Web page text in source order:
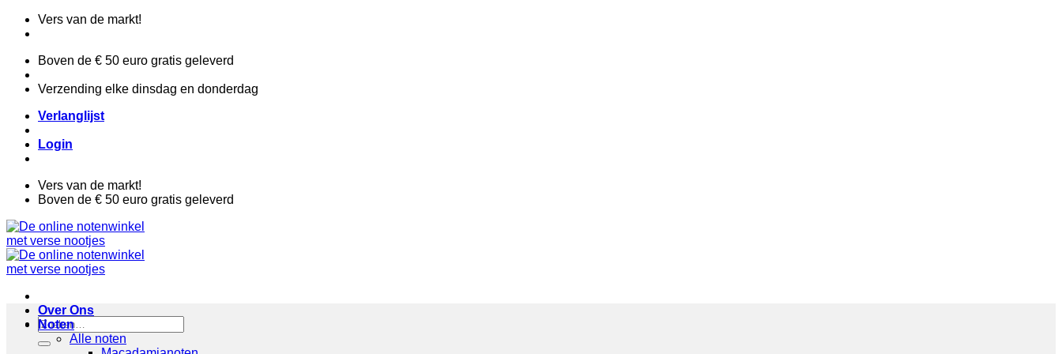
naar
Vers van de markt!
Boven de € 50 euro gratis geleverd
Verzending elke dinsdag en donderdag
Verlanglijst
Login
Vers van de markt!
Boven de € 50 euro gratis geleverd
Zoeken
naar:
Over Ons
Noten
Alle noten